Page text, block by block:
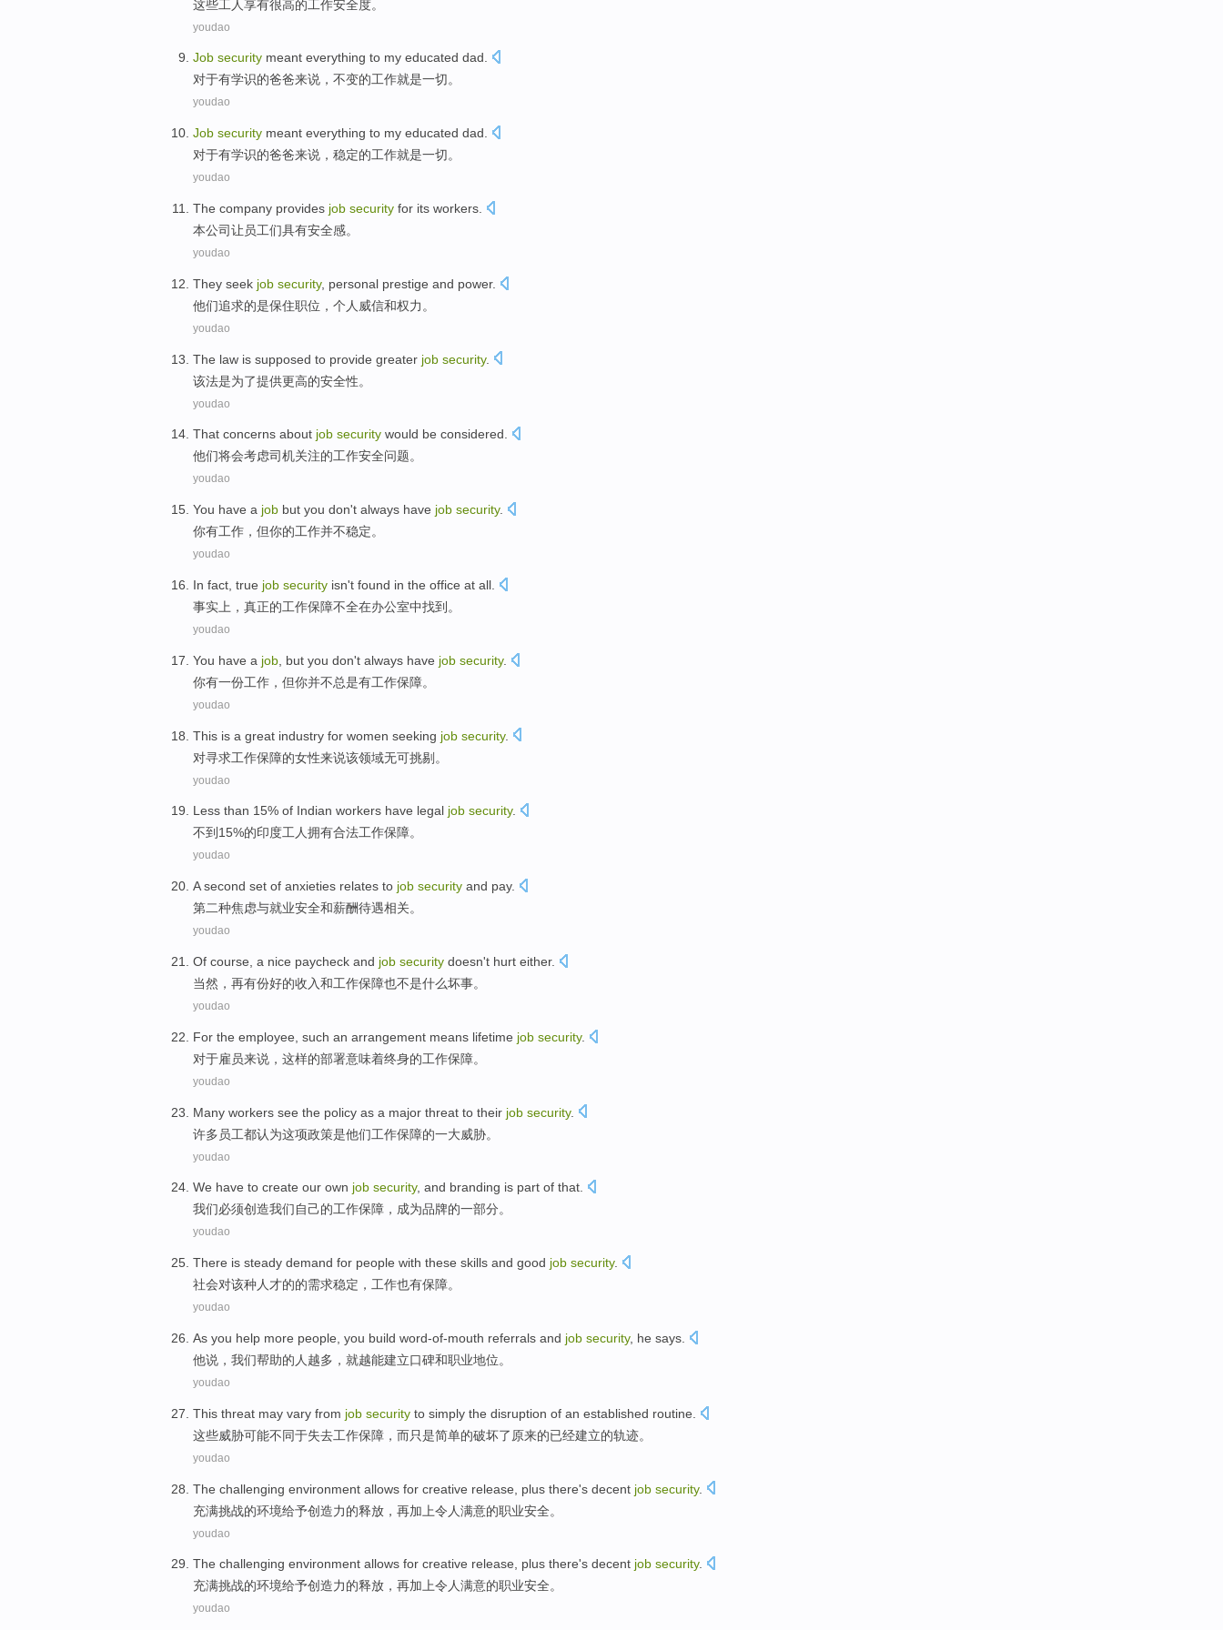
这些工人享有很高的工作安全度。
youdao
Job security meant everything to my educated dad.
对于有学识的爸爸来说，不变的工作就是一切。
youdao
Job security meant everything to my educated dad
对于有学识的爸爸来说，稳定的工作就是一切。
youdao
The company provides job security for its workers
本公司让员工们具有安全感。
youdao
They seek job security, personal prestige and power.
他们追求的是保住职位 ， 个人 威信和权力 。
youdao
The law is supposed to provide greater job security.
该法是为了提供更高的安全性。
youdao
That concerns about job security would be considered.
他们将会考虑司机关注的工作安全问题。
youdao
You have a job but you don't always have job security.
你有工作 ， 但你的工作并不稳定。
youdao
In fact true job security isn't found in the office at all
事实上 ， 真正的工作保障不全在办公室中找到 。
youdao
You have a job but you don't always have job security.
你有一份工作 ， 但你并不总是有工作保障。
youdao
This is a great industry for women seeking job security.
对寻求工作保障的女性来说该领域无可挑剔。
youdao
Less than 15% of Indian workers have legal job security.
不到 15%的印度工人拥有合法工作保障。
youdao
A second set of anxieties relates to job security and pay.
第二种焦虑与就业安全和薪酬待遇相关。
youdao
Of course , a nice paycheck and job security doesn't hurt either.
当然 ，再有份好的收入和工作保障也不是什么坏事。
youdao
For the employee such an arrangement means lifetime job security.
对于雇员来说 ， 这样的部署意味着终身的工作保障。
youdao
Many workers see the policy as a major threat to their job security.
许多员工都认为这项政策是他们工作保障的一大威胁。
youdao
We have to create our own job security, and branding is part of that.
我们必须创造我们自己的工作保障 ， 成为品牌的一部分。
youdao
There is steady demand for people with these skills and good job security.
社会对该种人才的的需求稳定 ， 工作也有保障。
youdao
As you help more people , you build word-of-mouth referrals and job security, he says
他说 ，我们帮助的 人 越多 ，就越能建立口碑和职业地位。
youdao
This threat may vary from job security to simply the disruption of an established routine
这些威胁可能不同于失去工作保障 ， 而只是简单的破坏了原来的已经建立的轨迹。
youdao
The challenging environment allows for creative release plus there's decent job security.
充满挑战的环境给予创造力的释放 ， 再加上令人满意的职业安全。
youdao
The challenging environment allows for creative release, plus there's decent job security.
充满挑战的环境给予创造力的释放 ， 再加上令人满意的职业安全。
youdao